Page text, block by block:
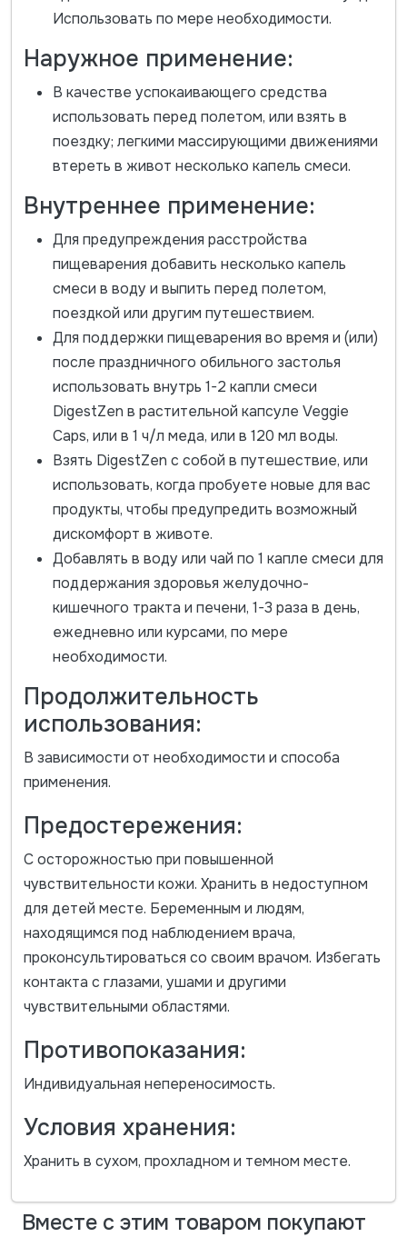
Использовать по мере необходимости.
Наружное применение:
В качестве успокаивающего средства
использовать перед полетом, или взять в
поездку; легкими массирующими движениями
втереть в живот несколько капель смеси.
Внутреннее применение:
Для предупреждения расстройства
пищеварения добавить несколько капель
смеси в воду и выпить перед полетом,
поездкой или другим путешествием.
Для поддержки пищеварения во время и (или)
после праздничного обильного застолья
использовать внутрь 1-2 капли смеси
DigestZen в растительной капсуле Veggie
Caps, или в 1 ч/л меда, или в 120 мл воды.
Взять DigestZen с собой в путешествие, или
использовать, когда пробуете новые для вас
продукты, чтобы предупредить возможный
дискомфорт в животе.
Добавлять в воду или чай по 1 капле смеси для
поддержания здоровья желудочно-
кишечного тракта и печени, 1-3 раза в день,
ежедневно или курсами, по мере
необходимости.
Продолжительность
использования:
В зависимости от необходимости и способа
применения.
Предостережения:
С осторожностью при повышенной
чувствительности кожи. Хранить в недоступном
для детей месте. Беременным и людям,
находящимся под наблюдением врача,
проконсультироваться со своим врачом. Избегать
контакта с глазами, ушами и другими
чувствительными областями.
Противопоказания:
Индивидуальная непереносимость.
Условия хранения:
Хранить в сухом, прохладном и темном месте.
Вместе с этим товаром покупают